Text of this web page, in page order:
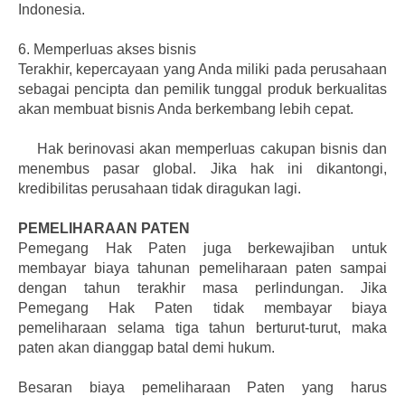
Indonesia.
6. Memperluas akses bisnis
Terakhir, kepercayaan yang Anda miliki pada perusahaan
sebagai pencipta dan pemilik tunggal produk berkualitas
akan membuat bisnis Anda berkembang lebih cepat.
Hak berinovasi akan memperluas cakupan bisnis dan
menembus pasar global. Jika hak ini dikantongi,
kredibilitas perusahaan tidak diragukan lagi.
PEMELIHARAAN PATEN
Pemegang Hak Paten juga berkewajiban untuk
membayar biaya tahunan pemeliharaan paten sampai
dengan tahun terakhir masa perlindungan. Jika
Pemegang Hak Paten tidak membayar biaya
pemeliharaan selama tiga tahun berturut-turut, maka
paten akan dianggap batal demi hukum.
Besaran biaya pemeliharaan Paten yang harus